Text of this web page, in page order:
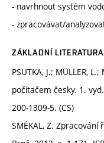
- navrhnout systém
- zpracovávat/
ZÁKLADNÍ LITERATURA
PSUTKA, J.; MÜLLER,
počítačem česky. 1.
200-1309-5. (CS)
SMÉKAL, Z.